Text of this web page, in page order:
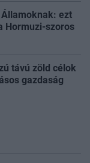
ezt
Hormuzi-szoros
távú zöld célok
gazdaság